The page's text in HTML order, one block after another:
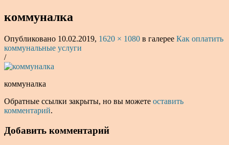
коммуналка
Опубликовано 10.02.2019, 1620 × 1080 в галерее Как оплатить
коммунальные услуги
/
коммуналка
Обратные ссылки закрыты, но вы можете оставить
комментарий.
Добавить комментарий